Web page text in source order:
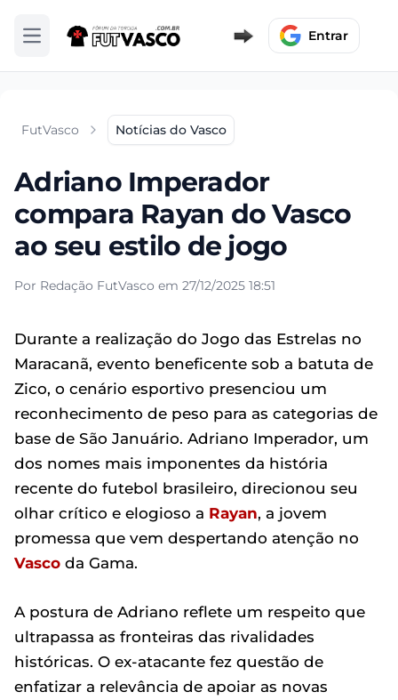
Abrir menu Entrar
FutVasco Notícias do Vasco
Adriano Imperador
compara Rayan do Vasco
ao seu estilo de jogo
Por Redação FutVasco em 27/12/2025 18:51
Durante a realização do Jogo das Estrelas no
Maracanã, evento beneficente sob a batuta de
Zico, o cenário esportivo presenciou um
reconhecimento de peso para as categorias de
base de São Januário. Adriano Imperador, um
dos nomes mais imponentes da história
recente do futebol brasileiro, direcionou seu
olhar crítico e elogioso a Rayan, a jovem
promessa que vem despertando atenção no
Vasco da Gama.
A postura de Adriano reflete um respeito que
ultrapassa as fronteiras das rivalidades
históricas. O ex-atacante fez questão de
enfatizar a relevância de apoiar as novas